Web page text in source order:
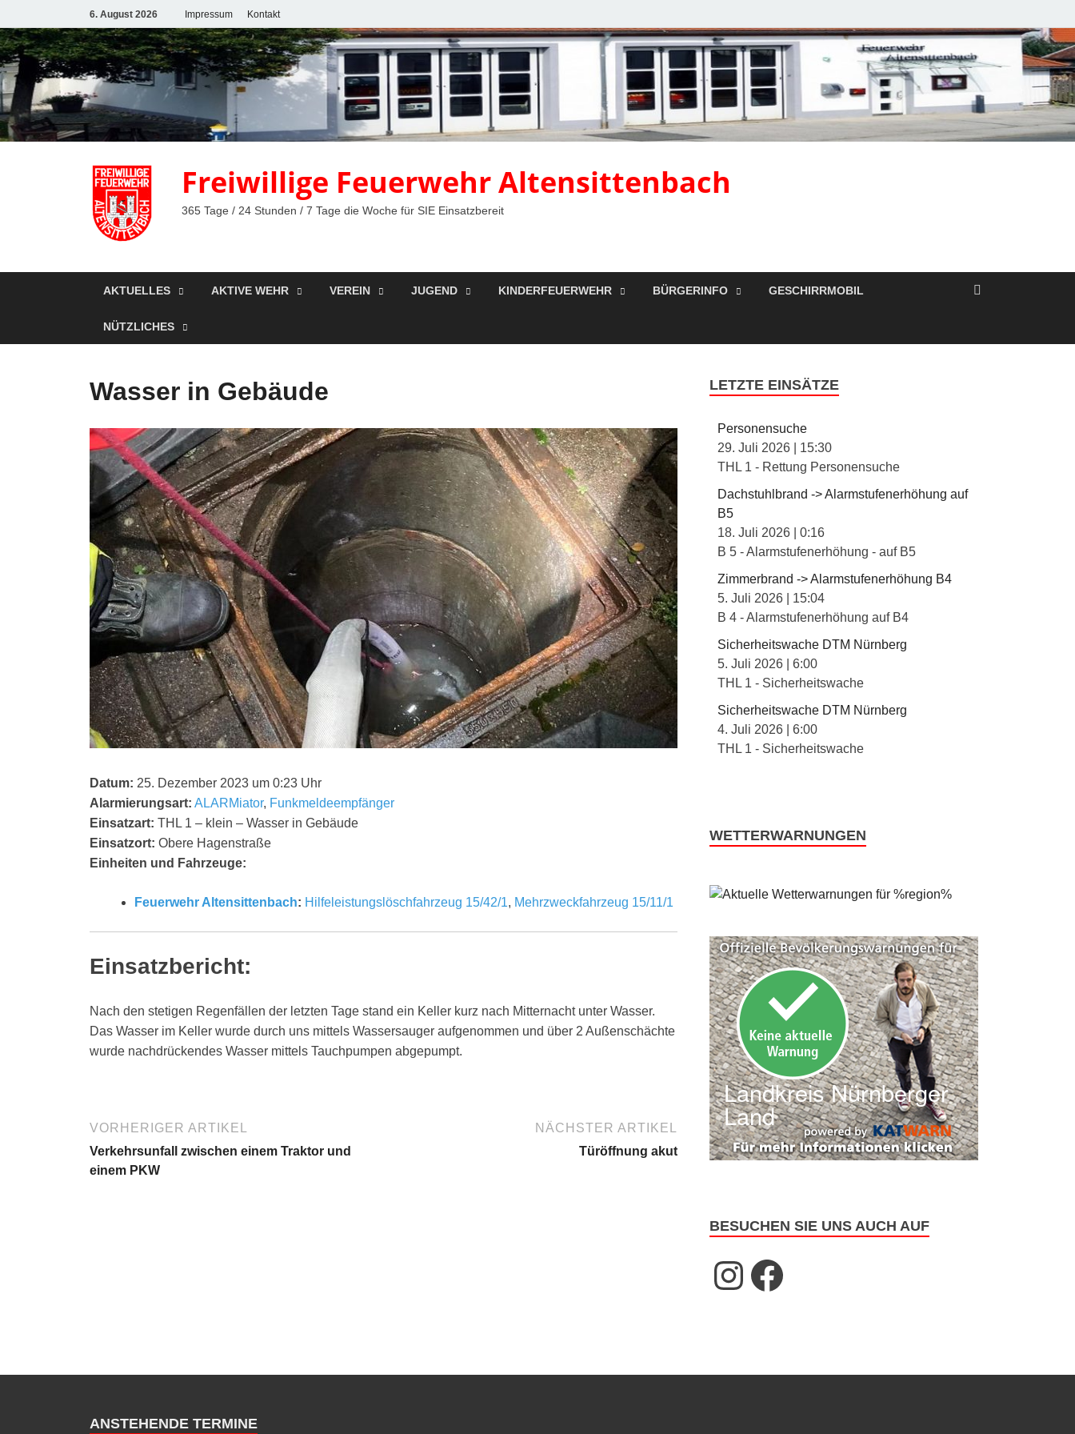
6. August 2026 Impressum Kontakt
Freiwillige Feuerwehr Altensittenbach
365 Tage / 24 Stunden / 7 Tage die Woche für SIE Einsatzbereit
AKTUELLES AKTIVE WEHR VEREIN JUGEND KINDERFEUERWEHR BÜRGERINFO GESCHIRRMOBIL
NÜTZLICHES
Wasser in Gebäude
Datum: 25. Dezember 2023 um 0:23 Uhr
Alarmierungsart: ALARMiator, Funkmeldeempfänger
Einsatzart: THL 1 – klein – Wasser in Gebäude
Einsatzort: Obere Hagenstraße
Einheiten und Fahrzeuge:
Feuerwehr Altensittenbach: Hilfeleistungslöschfahrzeug 15/42/1, Mehrzweckfahrzeug 15/11/1
Einsatzbericht:
Nach den stetigen Regenfällen der letzten Tage stand ein Keller kurz nach Mitternacht unter Wasser.
Das Wasser im Keller wurde durch uns mittels Wassersauger aufgenommen und über 2 Außenschächte
wurde nachdrückendes Wasser mittels Tauchpumpen abgepumpt.
VORHERIGER ARTIKEL
Verkehrsunfall zwischen einem Traktor und
einem PKW
NÄCHSTER ARTIKEL
Türöffnung akut
LETZTE EINSÄTZE
Personensuche
29. Juli 2026
15:30
THL 1 - Rettung Personensuche
Dachstuhlbrand -> Alarmstufenerhöhung auf
B5
18. Juli 2026 |0:16
B 5 - Alarmstufenerhöhung - auf B5
Zimmerbrand -> Alarmstufenerhöhung B4
5. Juli 2026
15:04
B 4 - Alarmstufenerhöhung auf B4
Sicherheitswache DTM Nürnberg
5. Juli 2026 |6:00
THL 1 - Sicherheitswache
Sicherheitswache DTM Nürnberg
4. Juli 2026 |6:00
THL 1 - Sicherheitswache
WETTERWARNUNGEN
BESUCHEN SIE UNS AUCH AUF
ANSTEHENDE TERMINE